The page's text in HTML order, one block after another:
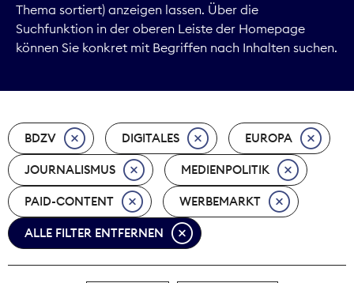
Kommunikation
Marktdaten
Nachhaltigkeit
Nachwuchs
Nova Award
Thema sortiert) anzeigen lassen. Über die
Suchfunktion in der oberen Leiste der Homepage
können Sie konkret mit Begriffen nach Inhalten suchen.
BDZV DIGITALES EUROPA
JOURNALISMUS MEDIENPOLITIK
PAID-CONTENT WERBEMARKT
ALLE FILTER ENTFERNEN